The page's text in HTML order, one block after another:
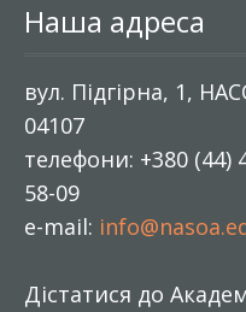
Наша адреса
вул. Підгірна, 1,
04107
телефони: +380 (44)
58-09
e-mail:
Дістатися до